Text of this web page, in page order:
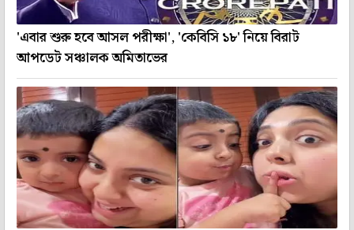
'এবার শুরু হবে আসল পরীক্ষা', 'কেবিসি ১৮' নিয়ে বিরাট
আপডেট সঞ্চালক অমিতাভের